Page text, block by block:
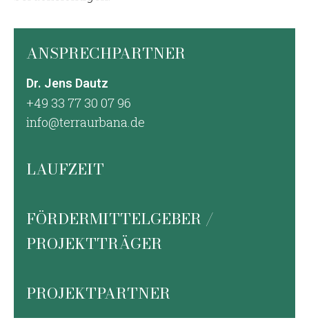
ANSPRECHPARTNER
Dr. Jens Dautz
+49 33 77 30 07 96
info@terraurbana.de
LAUFZEIT
FÖRDERMITTELGEBER /
PROJEKTTRÄGER
PROJEKTPARTNER